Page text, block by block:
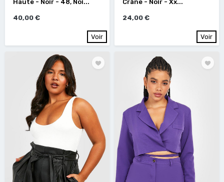
Haute - Noir - 48, Noi...
40,00 €
Voir
Crâne - Noir - Xx...
24,00 €
Voir